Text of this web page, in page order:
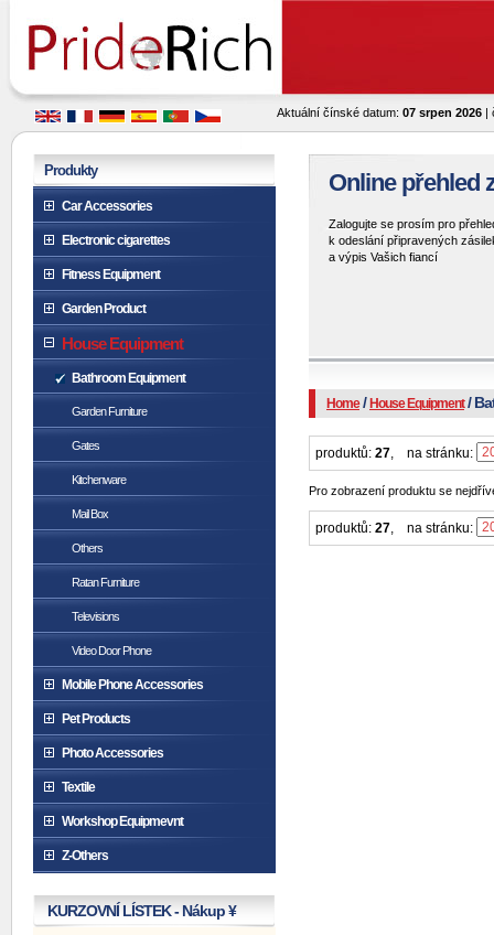
Aktuální čínské datum: 07 srpen 2026 |
Online přehled
Zalogujte se prosím pro
k odeslání připravených
a výpis Vašich fiancí
Home/ House Equipment/
produktů: 27, na stránku:
Pro zobrazení produktu se
produktů: 27, na stránku:
Produkty
Car Accessories
Electronic cigarettes
Fitness Equipment
Garden Product
House Equipment
Bathroom Equipment
Garden Furniture
Gates
Kitchenware
Mail Box
Others
Ratan Furniture
Televisions
Video Door Phone
Mobile Phone Accessories
Pet Products
Photo Accessories
Textile
Workshop Equipmevnt
Z-Others
KURZOVNÍ LÍSTEK - Nákup ¥